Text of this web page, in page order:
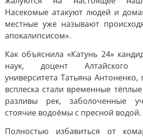
Насекомые атакуют людей и
местные уже называют
апокалипсисом».
Как объяснила «Катунь 24»
наук, доцент Алтайского
университета Татьяна
всплеска стали временные
разливы рек, заболоченные
стоячие водоёмы с пресной водой.
Полностью избавиться от